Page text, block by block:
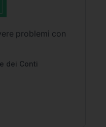
problemi con
dei Conti